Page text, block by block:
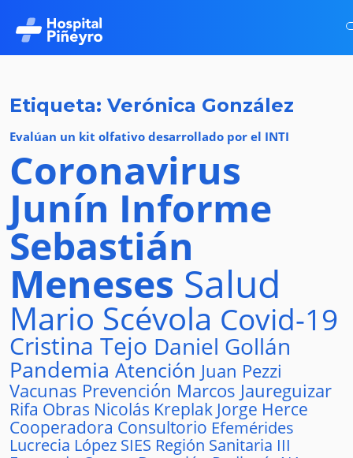
Etiqueta: Verónica González
Evalúan un kit olfativo desarrollado por el INTI
Coronavirus
Junín Informe
Sebastián
Meneses Salud
Mario Scévola Covid-19
Cristina Tejo Daniel Gollán
Pandemia Atención Juan Pezzi
Vacunas Prevención Marcos Jaureguizar
Rifa Obras Nicolás Kreplak Jorge Herce
Cooperadora Consultorio Efemérides
Lucrecia López SIES Región Sanitaria III